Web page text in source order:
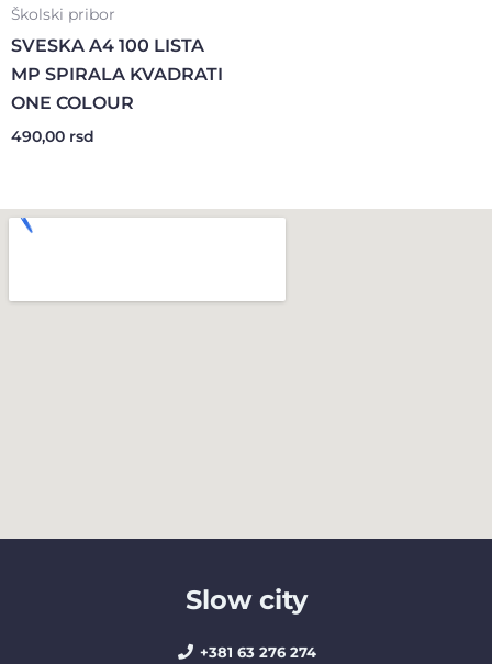
Školski pribor
SVESKA A4 100 LISTA
MP SPIRALA KVADRATI
ONE COLOUR
490,00 rsd
Slow city
+381 63 276 274​